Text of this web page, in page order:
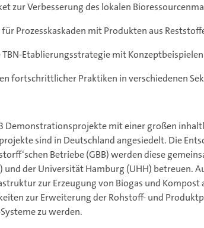
zur Verbesserung des lokalen
Prozesskaskaden mit Produkten aus
TBN-Etablierungsstrategie mit
fortschrittlicher Praktiken in verschiedenen
Demonstrationsprojekte mit einer großen
sind in Deutschland angesiedelt. Die
Betriebe (GBB) werden diese
und der Universität Hamburg (UHH) betreuen.
zur Erzeugung von Biogas und Kompost
zur Erweiterung der Rohstoff- und
zu werden.